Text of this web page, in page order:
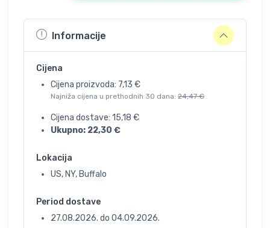
Informacije
Cijena
Cijena proizvoda: 7,13 €
Najniža cijena u prethodnih 30 dana: 24,47 €
Cijena dostave: 15,18 €
Ukupno: 22,30 €
Lokacija
US, NY, Buffalo
Period dostave
27.08.2026. do 04.09.2026.